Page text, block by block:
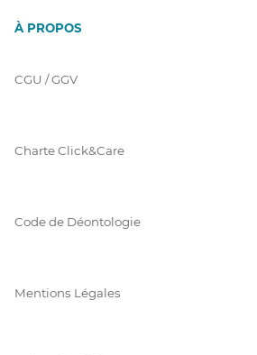
À PROPOS
CGU / GGV
Charte Click&Care
Code de Déontologie
Mentions Légales